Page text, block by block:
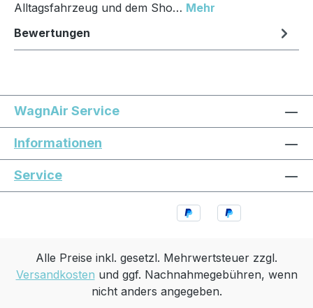
Alltagsfahrzeug und dem Sho… Mehr
Bewertungen
WagnAir Service
Informationen
Service
Alle Preise inkl. gesetzl. Mehrwertsteuer zzgl.
Versandkosten und ggf. Nachnahmegebühren, wenn
nicht anders angegeben.